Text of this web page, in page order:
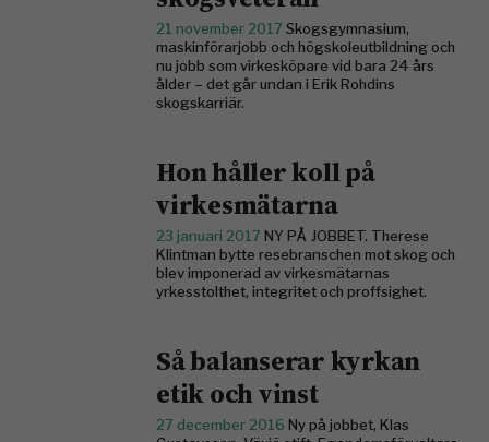
21 november 2017 Skogsgymnasium,
maskinförarjobb och högskoleutbildning och
nu jobb som virkesköpare vid bara 24 års
ålder – det går undan i Erik Rohdins
skogskarriär.
Hon håller koll på
virkesmätarna
23 januari 2017 NY PÅ JOBBET. Therese
Klintman bytte rese­branschen mot skog och
blev imponerad av virkesmätarnas
yrkesstolthet, integritet och proffsighet.
Så balanserar kyrkan
etik och vinst
27 december 2016 Ny på jobbet, Klas